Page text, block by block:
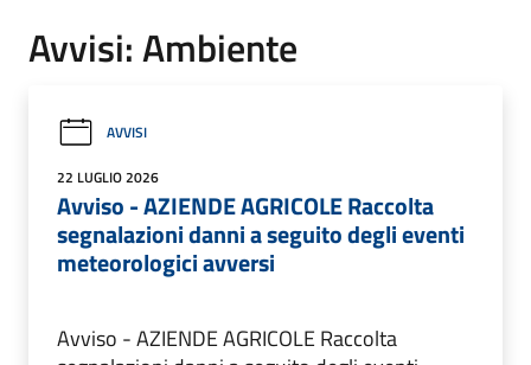
Avvisi: Ambiente
AVVISI
22 LUGLIO 2026
Avviso - AZIENDE AGRICOLE Raccolta
segnalazioni danni a seguito degli eventi
meteorologici avversi
Avviso - AZIENDE AGRICOLE Raccolta